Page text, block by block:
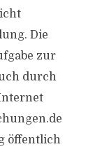
Die
zur
durch
öffentlich